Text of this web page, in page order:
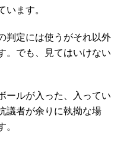
います。
判定には使うがそれ以外
。でも、見てはいけない
ールが入った、入ってい
議者が余りに執拗な場
。